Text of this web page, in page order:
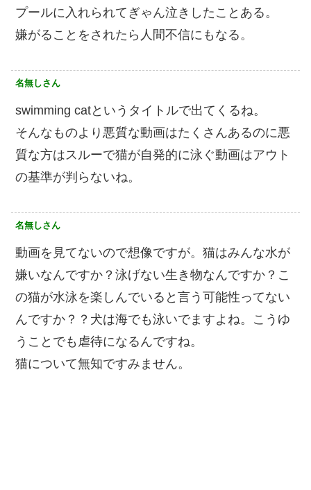
プールに入れられてぎゃん泣きしたことある。
嫌がることをされたら人間不信にもなる。
名無しさん
swimming catというタイトルで出てくるね。
そんなものより悪質な動画はたくさんあるのに悪
質な方はスルーで猫が自発的に泳ぐ動画はアウト
の基準が判らないね。
名無しさん
動画を見てないので想像ですが。猫はみんな水が
嫌いなんですか？泳げない生き物なんですか？こ
の猫が水泳を楽しんでいると言う可能性ってない
んですか？？犬は海でも泳いでますよね。こうゆ
うことでも虐待になるんですね。
猫について無知ですみません。